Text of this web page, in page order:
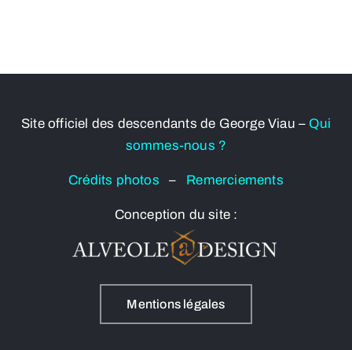
Site officiel des descendants de George Viau – Qui
sommes-nous ?
Crédits photos– Remerciements
Conception du site :
Mentions légales